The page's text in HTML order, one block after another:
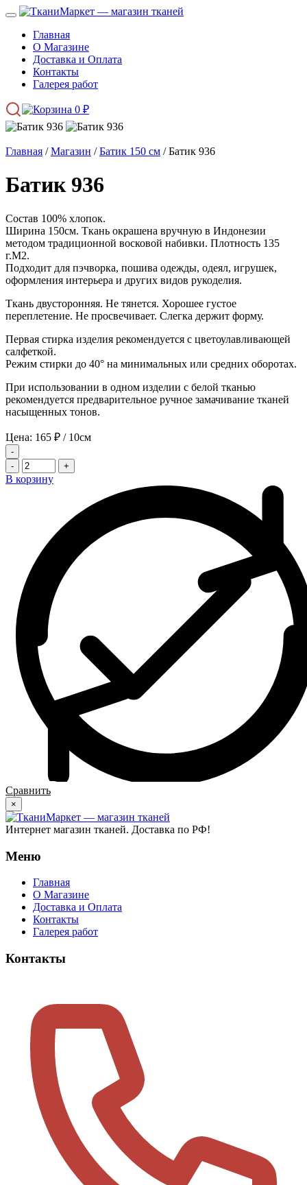
Главная
О Магазине
Доставка и Оплата
Контакты
Галерея работ
0 ₽
Главная /Магазин /Батик 150 см / Батик 936
Батик 936
Состав 100% хлопок.
Ширина 150см. Ткань окрашена вручную в Индонезии
методом традиционной восковой набивки. Плотность 135
г.М2.
Подходит для пэчворка, пошива одежды, одеял, игрушек,
оформления интерьера и других видов рукоделия.
Ткань двусторонняя. Не тянется. Хорошее густое
переплетение. Не просвечивает. Слегка держит форму.
Первая стирка изделия рекомендуется с цветоулавливающей
салфеткой.
Режим стирки до 40° на минимальных или средних оборотах.
При использовании в одном изделии с белой тканью
рекомендуется предварительное ручное замачивание тканей
насыщенных тонов.
Цена: 165 ₽ / 10см
-
-
+
В корзину
Сравнить
×
Интернет магазин тканей. Доставка по РФ!
Меню
Главная
О Магазине
Доставка и Оплата
Контакты
Галерея работ
Контакты